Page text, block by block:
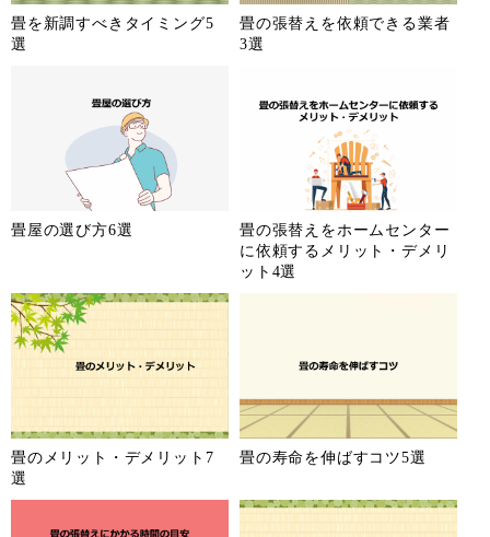
畳を新調すべきタイミング5
選
畳の張替えを依頼できる業者
3選
畳屋の選び方6選
畳の張替えをホームセンター
に依頼するメリット・デメリ
ット4選
畳のメリット・デメリット7
選
畳の寿命を伸ばすコツ5選